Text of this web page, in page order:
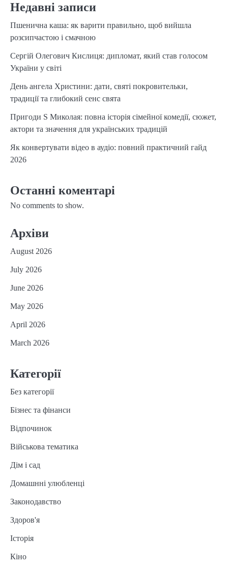
Недавні записи
Пшенична каша: як варити правильно, щоб вийшла
розсипчастою і смачною
Сергій Олегович Кислиця: дипломат, який став голосом
України у світі
День ангела Христини: дати, святі покровительки,
традиції та глибокий сенс свята
Пригоди S Миколая: повна історія сімейної комедії, сюжет,
актори та значення для українських традицій
Як конвертувати відео в аудіо: повний практичний гайд
2026
Останні коментарі
No comments to show.
Архіви
August 2026
July 2026
June 2026
May 2026
April 2026
March 2026
Категорії
Без категорії
Бізнес та фінанси
Відпочинок
Військова тематика
Дім і сад
Домашнні улюбленці
Законодавство
Здоров'я
Історія
Кіно